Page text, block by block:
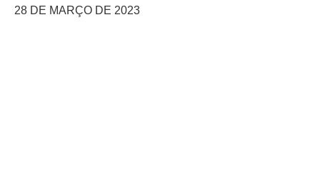
28 DE MARÇO DE 2023